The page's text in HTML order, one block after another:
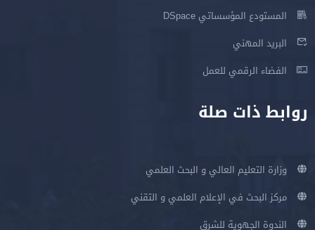
المستودع المؤسساتي DSpace
البريد المهني
الفضاء الرقمي للعمل
روابط ذات صلة
وزارة التعليم العالي و البحث العلمي
مركز البحث في الإعلام العلمي و التقني
الندوة الجهوية للشرق